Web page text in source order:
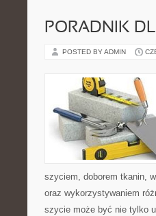
PORADNIK
POSTED BY ADMIN
szyciem, doborem tkanin,
oraz wykorzystywaniem
szycie może być nie tylko